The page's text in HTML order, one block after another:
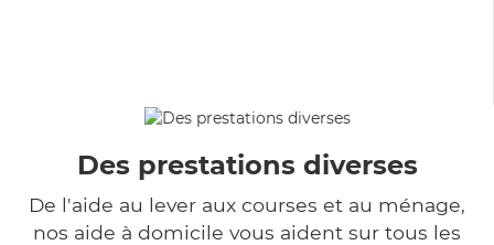
Des prestations diverses
De l'aide au lever aux courses et au ménage,
nos aide à domicile vous aident sur tous les